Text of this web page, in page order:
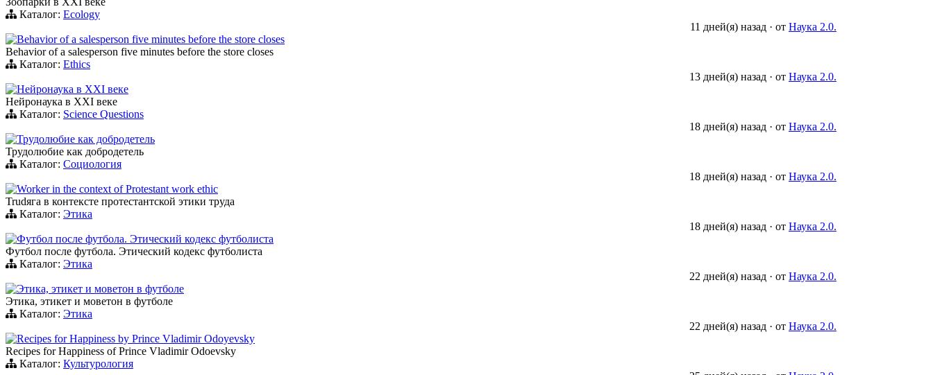
Каталог: Ecology
11 дней(я) назад · от Наука 2.0.
Behavior of a salesperson five minutes before the store closes
Behavior of a salesperson five minutes before the store closes
Каталог: Ethics
13 дней(я) назад · от Наука 2.0.
Нейронаука в XXI веке
Нейронаука в XXI веке
Каталог: Science Questions
18 дней(я) назад · от Наука 2.0.
Трудолюбие как добродетель
Трудолюбие как добродетель
Каталог: Социология
18 дней(я) назад · от Наука 2.0.
Worker in the context of Protestant work ethic
Trudяга в контексте протестантской этики труда
Каталог: Этика
18 дней(я) назад · от Наука 2.0.
Футбол после футбола. Этический кодекс футболиста
Футбол после футбола. Этический кодекс футболиста
Каталог: Этика
22 дней(я) назад · от Наука 2.0.
Этика, этикет и моветон в футболе
Этика, этикет и моветон в футболе
Каталог: Этика
22 дней(я) назад · от Наука 2.0.
Recipes for Happiness by Prince Vladimir Odoyevsky
Recipes for Happiness of Prince Vladimir Odoevsky
Каталог: Культурология